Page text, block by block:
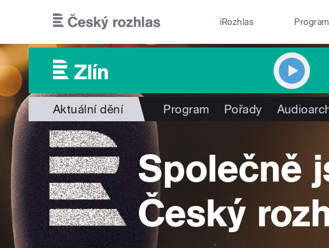
iRozhlas Program
Aktuální dění Program Pořady